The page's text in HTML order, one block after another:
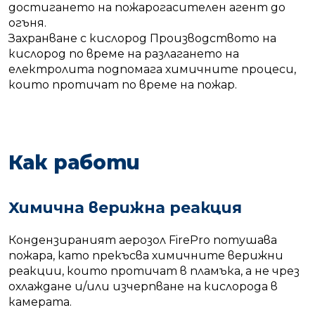
достигането на пожарогасителен агент до
огъня.
Захранване с кислород Производството на
кислород по време на разлагането на
електролита подпомага химичните процеси,
които протичат по време на пожар.
Как работи
Химична верижна реакция
Кондензираният аерозол FirePro потушава
пожара, като прекъсва химичните верижни
реакции, които протичат в пламъка, а не чрез
охлаждане и/или изчерпване на кислорода в
камерата.